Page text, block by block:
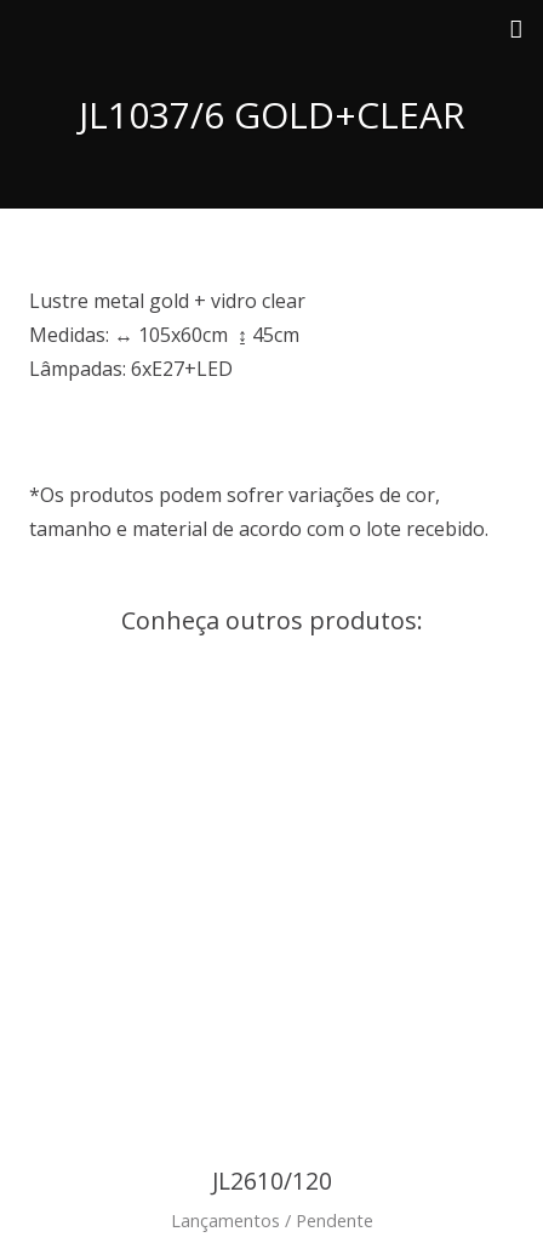
JL1037/6 GOLD+CLEAR
Lustre metal gold + vidro clear
Medidas: ↔ 105x60cm ↨ 45cm
Lâmpadas: 6xE27+LED
*Os produtos podem sofrer variações de cor,
tamanho e material de acordo com o lote recebido.
Conheça outros produtos:
JL2610/120
Lançamentos / Pendente